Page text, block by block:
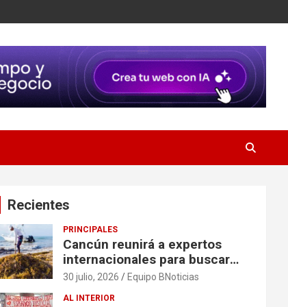
Recientes
PRINCIPALES
Cancún reunirá a expertos
internacionales para buscar
soluciones al problema del
30 julio, 2026 Equipo BNoticias
AL INTERIOR